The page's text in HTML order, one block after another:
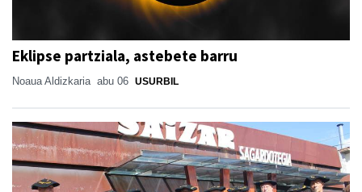
Eklipse partziala, astebete barru
Noaua Aldizkaria abu 06 USURBIL